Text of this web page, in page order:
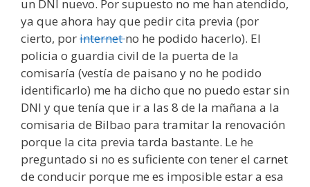
un DNI nuevo. Por supuesto no me han atendido,
ya que ahora hay que pedir cita previa (por
cierto, porinternetno he podido hacerlo). El
policia o guardia civil de la puerta de la
comisaría (vestía de paisano y no he podido
identificarlo) me ha dicho que no puedo estar sin
DNI y que tenía que ir a las 8 de la mañana a la
comisaria de Bilbao para tramitar la renovación
porque la cita previa tarda bastante. Le he
preguntado si no es suficiente con tener el carnet
de conducir porque me es imposible estar a esa